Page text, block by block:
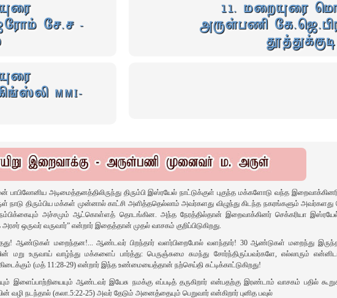
சே.ச -
11. மறையுரை
அருள்பணி
தூத்துக்குடி
MMI-
பாபிலோனிய அடிமைத்தனத்திலிருந்து திரும்பி இஸ்ரயேல் நாட்டுக்குள் புகுந்த மக்களோடு வந்த
நாடு திரும்பிய மக்கள் முன்னால் காட்சி அளித்ததெல்லாம் அவர்களது விழுந்து கிடந்த நகரங்களும்
அச்சமும் ஆட்கொள்ளத் தொடங்கின. அந்த நேரத்தில்தான் இறைவாக்கினர் செக்கரியா
ஒருவர் வருவார்” என்றார் இதைத்தான் முதல் வாசகம் குறிப்பிடுகிறது.
ஆண்டுகள் மறைந்தன!... ஆண்டவர் பிறந்தார் வளர்பிறைபோல் வளந்தார்! 30 ஆண்டுகள் மறைந்து
மறு உருவாய் வாழ்ந்து மக்களைப் பார்த்து: பெருஞ்சுமை சுமந்து சோர்ந்திருப்பவர்களே, எல்லாரும்
(மத் 11:28-29) என்றார் இந்த உண்மையைத்தான் நற்செய்தி சுட்டிக்‌காட்டுகிறது!
இளைப்பாற்றியையும் ஆண்டவர் இயேசு நமக்கு எப்படித் தருகிறார் என்பதற்கு இரண்டாம் வாசகம் பதில்
வழி நடந்தால் (கலா.5:22-25) அவர் தேடும் அனைத்தையும் பெறுவார் என்கிறார் புனித பவுல்